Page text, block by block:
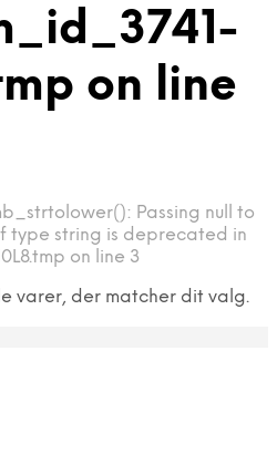
on line
Passing null to
type string is deprecated in
on line 3
varer, der matcher dit valg.